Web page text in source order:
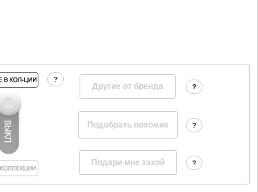
?
Другие от бренда ?
?
?